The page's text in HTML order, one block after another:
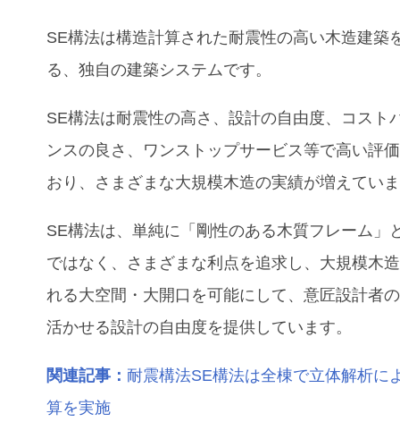
SE構法は構造計算された耐震性の高い木造建築
る、独自の建築システムです。
SE構法は耐震性の高さ、設計の自由度、コスト
ンスの良さ、ワンストップサービス等で高い評
おり、さまざまな大規模木造の実績が増えてい
SE構法は、単純に「剛性のある木質フレーム」
ではなく、さまざまな利点を追求し、大規模木
れる大空間・大開口を可能にして、意匠設計者
活かせる設計の自由度を提供しています。
関連記事： 耐震構法SE構法は全棟で立体解析に
算を実施